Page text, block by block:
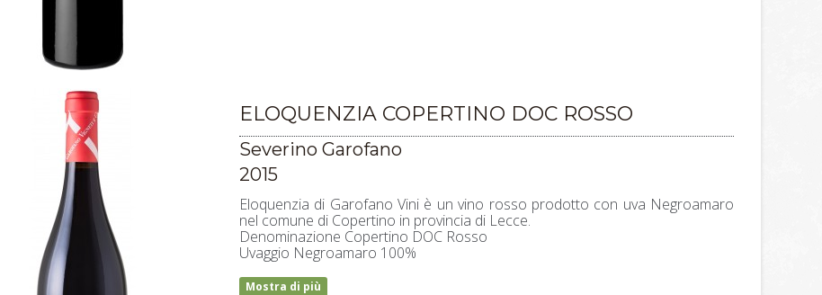
ELOQUENZIA COPERTINO DOC ROSSO
Severino Garofano
2015
Eloquenzia di Garofano Vini è un vino rosso prodotto con uva Negroamaro
nel comune di Copertino in provincia di Lecce.
Denominazione Copertino DOC Rosso
Uvaggio Negroamaro 100%
Mostra di più